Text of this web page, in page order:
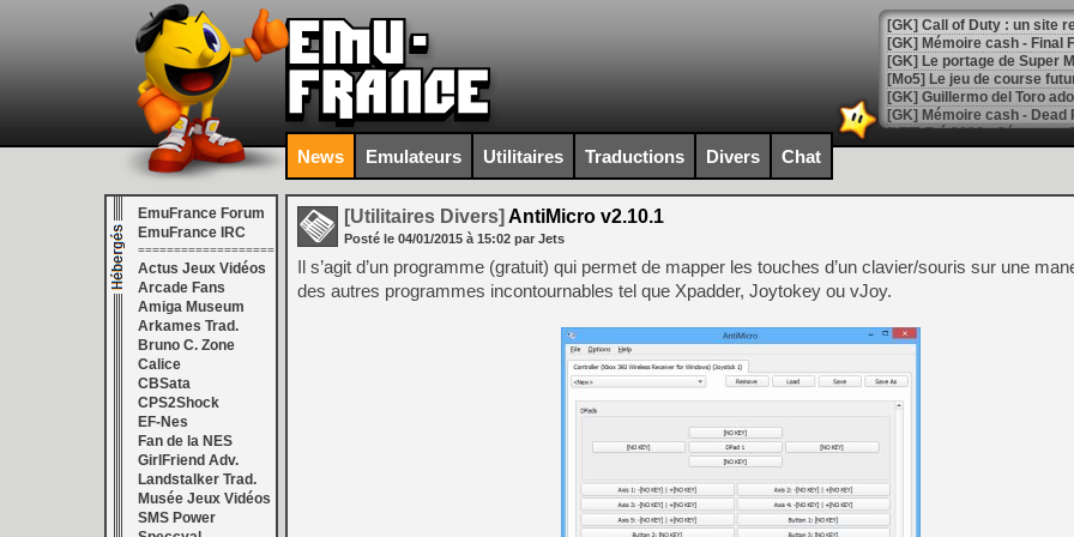
[GK] Le portage de Super
[Mo5] Le jeu de course
[GK] Guillermo del Toro
[LTF] Eté 2026 - Séquence
[GK] Mistfall Hunter :
[GK] Wo Long 2 évolue
[GK] Crossfire : un TPS à
[LS] [PS5] Premiers
[Mo5] DOOM arrive en
[GK] Bethesda fête les 30
[GK] Roblox : l'action en
[GK] Agenda - GeForce
[LS] [PS5] ps5-y2jb-
News Emulateurs Utilitaires Traductions Divers Chat
EmuFrance Forum
EmuFrance IRC
===================
Actus Jeux Vidéos
Arcade Fans
Amiga Museum
Arkames Trad.
Bruno C. Zone
Calice
CBSata
CPS2Shock
EF-Nes
Fan de la NES
GirlFriend Adv.
Landstalker Trad.
Musée Jeux Vidéos
SMS Power
[Utilitaires Divers] AntiMicro v2.10.1
Posté le 04/01/2015 à 15:02 par Jets
Il s’agit d’un programme (gratuit) qui permet de mapper les touches d’un clavier/souris sur une
des autres programmes incontournables tel que Xpadder, Joytokey ou vJoy.